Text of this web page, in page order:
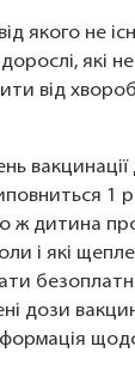
якого не
які
від
1
ж дитина
і які
дози